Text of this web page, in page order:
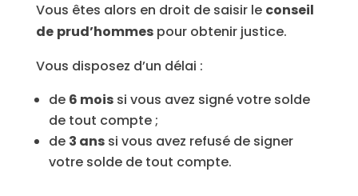
Vous êtes alors en droit de saisir le conseil
de prud’hommespour obtenir justice.
Vous disposez d’un délai :
de 6 moissi vous avez signé votre solde
de tout compte ;
de 3 anssi vous avez refusé de signer
votre solde de tout compte.